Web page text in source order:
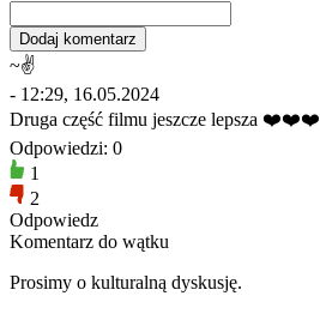
~✌️
- 12:29, 16.05.2024
Druga część filmu jeszcze lepsza ❤️❤️❤️
Odpowiedzi: 0
1
2
Odpowiedz
Komentarz do wątku
Prosimy o kulturalną dyskusję.